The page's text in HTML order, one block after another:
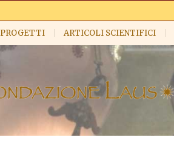
PROGETTI ARTICOLI SCIENTIFICI